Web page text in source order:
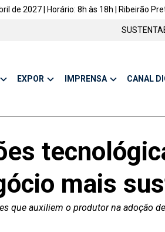
de 2027 | Horário: 8h às 18h | Ribeirão
EXPOR IMPRENSA CANAL
mais
que auxiliem o produtor na adoção